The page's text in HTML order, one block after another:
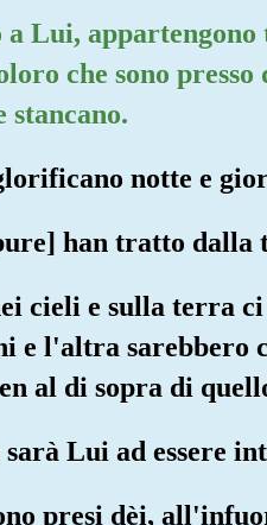
a Lui,
che sono
stancano.
notte e
han tratto
cieli e sulla terra
e l'altra sarebbero
al di sopra di
sarà Lui ad essere
presi dèi,